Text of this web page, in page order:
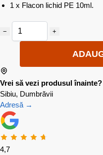
1 x Flacon lichid PE 10ml.
− +
Vrei să vezi produsul înainte?
Sibiu, Dumbrăvii
Adresă →
4,7